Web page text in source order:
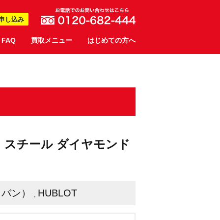
し込み
FAQ 買取メニュー はじめての方へ
チール ダイヤモンド
ン） , HUBLOT